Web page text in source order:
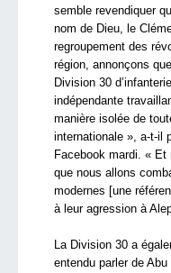
semble revendiquer
nom de Dieu, le
regroupement des
région, annonçons
Division 30
indépendante
manière isolée de
internationale », a-t-il
Facebook mardi. «
que nous allons
modernes [une
à leur agression à
La Division 30 a
entendu parler de